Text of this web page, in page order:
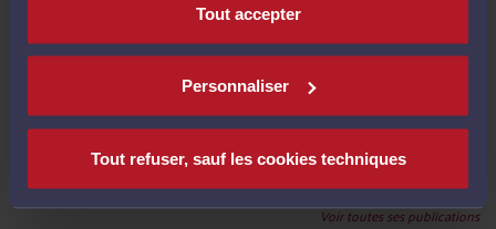
Tout accepter
Personnaliser
Tout refuser, sauf les cookies techniques
DERNIÈRES PUBLICATIONS
Le CDD et le contrat de mission suivis d'une proposition de CDI-Le 30 oct.
L'indemnisation du préjudice du salarié-Le 4 févr. 2020 à 15:13
Voir toutes ses publications